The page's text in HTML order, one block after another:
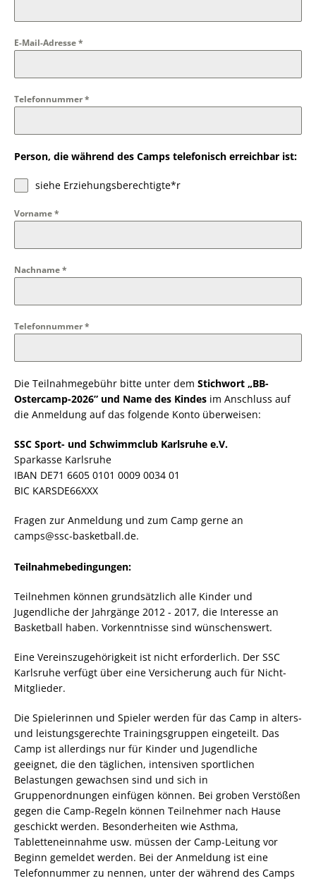
E-Mail-Adresse*
Telefonnummer*
Person, die während des Camps telefonisch erreichbar ist:
siehe Erziehungsberechtigte*r
Vorname*
Nachname*
Telefonnummer*
Die Teilnahmegebühr bitte unter dem Stichwort „BB-
Ostercamp-2026” und Name des Kindes im Anschluss auf
die Anmeldung auf das folgende Konto überweisen:
SSC Sport- und Schwimmclub Karlsruhe e.V.
Sparkasse Karlsruhe
IBAN DE71 6605 0101 0009 0034 01
BIC KARSDE66XXX
Fragen zur Anmeldung und zum Camp gerne an
camps@ssc-basketball.de.
Teilnahmebedingungen:
Teilnehmen können grundsätzlich alle Kinder und
Jugendliche der Jahrgänge 2012 - 2017, die Interesse an
Basketball haben. Vorkenntnisse sind wünschenswert.
Eine Vereinszugehörigkeit ist nicht erforderlich. Der SSC
Karlsruhe verfügt über eine Versicherung auch für Nicht-
Mitglieder.
Die Spielerinnen und Spieler werden für das Camp in alters-
und leistungsgerechte Trainingsgruppen eingeteilt. Das
Camp ist allerdings nur für Kinder und Jugendliche
geeignet, die den täglichen, intensiven sportlichen
Belastungen gewachsen sind und sich in
Gruppenordnungen einfügen können. Bei groben Verstößen
gegen die Camp-Regeln können Teilnehmer nach Hause
geschickt werden. Besonderheiten wie Asthma,
Tabletteneinnahme usw. müssen der Camp-Leitung vor
Beginn gemeldet werden. Bei der Anmeldung ist eine
Telefonnummer zu nennen, unter der während des Camps